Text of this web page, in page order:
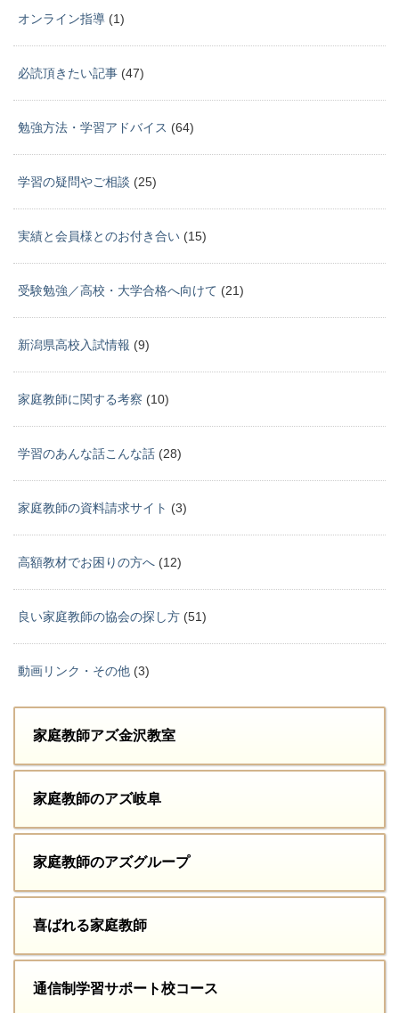
オンライン指導 (1)
必読頂きたい記事 (47)
勉強方法・学習アドバイス (64)
学習の疑問やご相談 (25)
実績と会員様とのお付き合い (15)
受験勉強／高校・大学合格へ向けて (21)
新潟県高校入試情報 (9)
家庭教師に関する考察 (10)
学習のあんな話こんな話 (28)
家庭教師の資料請求サイト (3)
高額教材でお困りの方へ (12)
良い家庭教師の協会の探し方 (51)
動画リンク・その他 (3)
家庭教師アズ金沢教室
家庭教師のアズ岐阜
家庭教師のアズグループ
喜ばれる家庭教師
通信制学習サポート校コース